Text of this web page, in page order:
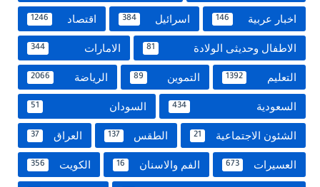
اخبار عربية 146 اسرائيل 384 اقتصاد 1246
الاطفال وحديثى الولادة 81 الامارات 344
التعليم 1392 التموين 89 الرياضة 2066
السعودية 434 السودان 51
الشئون الاجتماعية 21 الطقس 137 العراق 37
العسيرات 673 الفم والاسنان 16 الكويت 356